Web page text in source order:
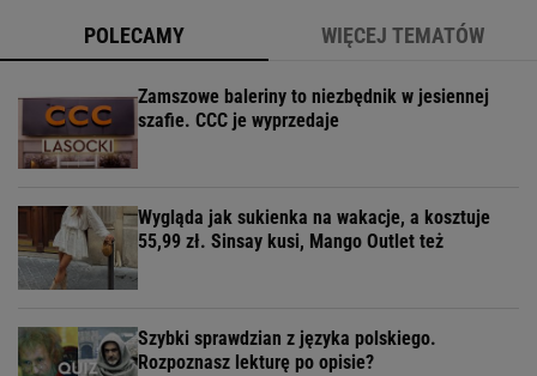
POLECAMY WIĘCEJ TEMATÓW
Zamszowe baleriny to niezbędnik w jesiennej
szafie. CCC je wyprzedaje
Wygląda jak sukienka na wakacje, a kosztuje
55,99 zł. Sinsay kusi, Mango Outlet też
Szybki sprawdzian z języka polskiego.
Rozpoznasz lekturę po opisie?